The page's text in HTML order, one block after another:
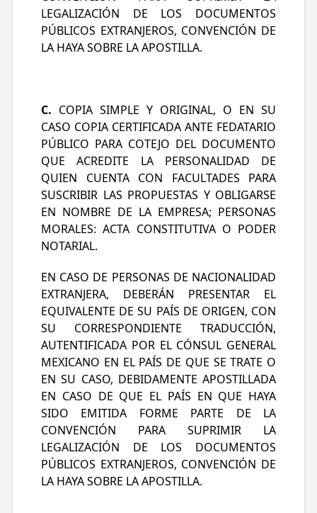
LEGALIZACIÓN DE LOS DOCUMENTOS
PÚBLICOS EXTRANJEROS, CONVENCIÓN DE
LA HAYA SOBRE LA APOSTILLA.
C. COPIA SIMPLE Y ORIGINAL, O EN SU
CASO COPIA CERTIFICADA ANTE FEDATARIO
PÚBLICO PARA COTEJO DEL DOCUMENTO
QUE ACREDITE LA PERSONALIDAD DE
QUIEN CUENTA CON FACULTADES PARA
SUSCRIBIR LAS PROPUESTAS Y OBLIGARSE
EN NOMBRE DE LA EMPRESA; PERSONAS
MORALES: ACTA CONSTITUTIVA O PODER
NOTARIAL.
EN CASO DE PERSONAS DE NACIONALIDAD
EXTRANJERA, DEBERÁN PRESENTAR EL
EQUIVALENTE DE SU PAÍS DE ORIGEN, CON
SU CORRESPONDIENTE TRADUCCIÓN,
AUTENTIFICADA POR EL CÓNSUL GENERAL
MEXICANO EN EL PAÍS DE QUE SE TRATE O
EN SU CASO, DEBIDAMENTE APOSTILLADA
EN CASO DE QUE EL PAÍS EN QUE HAYA
SIDO EMITIDA FORME PARTE DE LA
CONVENCIÓN PARA SUPRIMIR LA
LEGALIZACIÓN DE LOS DOCUMENTOS
PÚBLICOS EXTRANJEROS, CONVENCIÓN DE
LA HAYA SOBRE LA APOSTILLA.